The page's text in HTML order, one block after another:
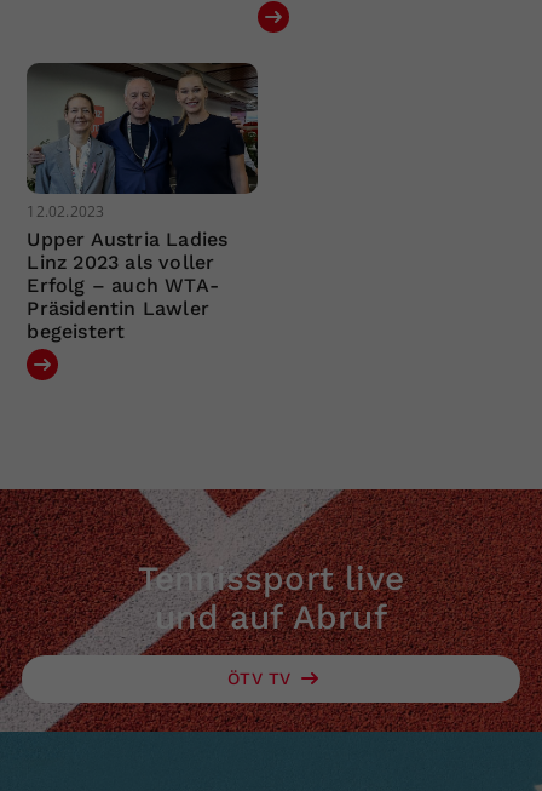
12.02.2023
Upper Austria Ladies
Linz 2023 als voller
Erfolg – auch WTA-
Präsidentin Lawler
begeistert
Tennissport live
und auf Abruf
ÖTV TV